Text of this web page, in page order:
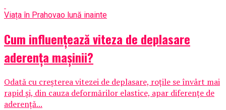
Viața în Prahovao lună inainte
Cum influențează viteza de deplasare
aderența mașinii?
Odată cu creșterea vitezei de deplasare, roțile se învârt mai
rapid și, din cauza deformărilor elastice, apar diferențe de
aderență...